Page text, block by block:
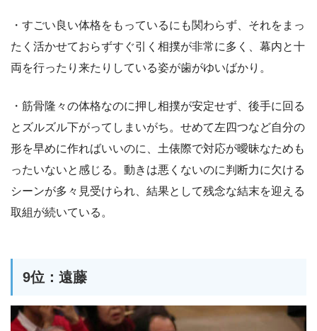
・すごい良い体格をもっているにも関わらず、それをまっ
たく活かせておらずすぐ引く相撲が非常に多く、幕内と十
両を行ったり来たりしている姿が歯がゆいばかり。
・筋骨隆々の体格なのに押し相撲が安定せず、後手に回る
とズルズル下がってしまいがち。せめて左四つなど自分の
形を早めに作ればいいのに、土俵際で対応が曖昧なためも
ったいないと感じる。動きは悪くないのに判断力に欠ける
シーンが多々見受けられ、結果として残念な結末を迎える
取組が続いている。
9位：遠藤